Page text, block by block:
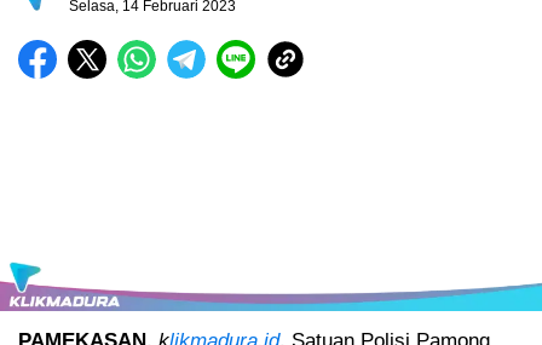
Selasa, 14 Februari 2023